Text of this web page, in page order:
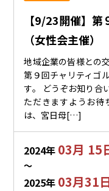
【9/23開催】
（女性会主催）
地域企業の皆様との
第９回チャリティゴ
す。 どうぞお知り合
ただきますようお待
は、宮日母[…]
2024年 03月 15
〜
2025年 03月31